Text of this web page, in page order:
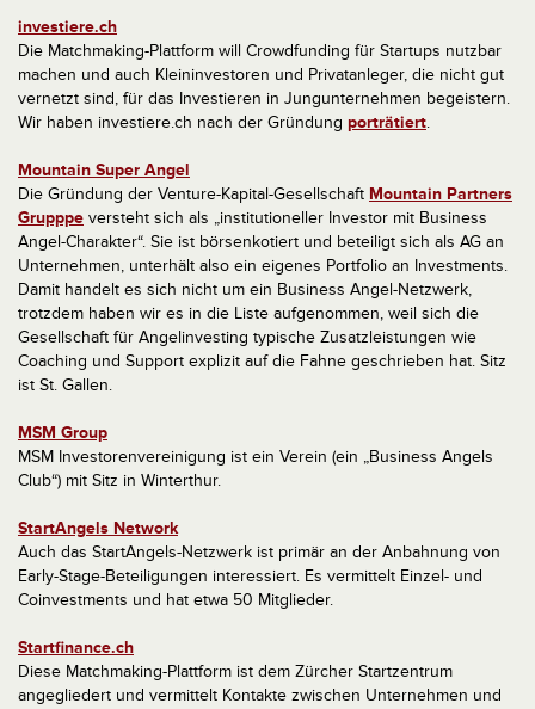
investiere.ch
Die Matchmaking-Plattform will Crowdfunding für Startups nutzbar
machen und auch Kleininvestoren und Privatanleger, die nicht gut
vernetzt sind, für das Investieren in Jungunternehmen begeistern.
Wir haben investiere.ch nach der Gründung porträtiert.
Mountain Super Angel
Die Gründung der Venture-Kapital-Gesellschaft Mountain Partners
Grupppe versteht sich als „institutioneller Investor mit Business
Angel-Charakter“. Sie ist börsenkotiert und beteiligt sich als AG an
Unternehmen, unterhält also ein eigenes Portfolio an Investments.
Damit handelt es sich nicht um ein Business Angel-Netzwerk,
trotzdem haben wir es in die Liste aufgenommen, weil sich die
Gesellschaft für Angelinvesting typische Zusatzleistungen wie
Coaching und Support explizit auf die Fahne geschrieben hat. Sitz
ist St. Gallen.
MSM Group
MSM Investorenvereinigung ist ein Verein (ein „Business Angels
Club“) mit Sitz in Winterthur.
StartAngels Network
Auch das StartAngels-Netzwerk ist primär an der Anbahnung von
Early-Stage-Beteiligungen interessiert. Es vermittelt Einzel- und
Coinvestments und hat etwa 50 Mitglieder.
Startfinance.ch
Diese Matchmaking-Plattform ist dem Zürcher Startzentrum
angegliedert und vermittelt Kontakte zwischen Unternehmen und